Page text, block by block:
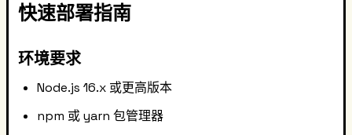
快速部署指南
环境要求
Node.js 16.x 或更高版本
npm 或 yarn 包管理器